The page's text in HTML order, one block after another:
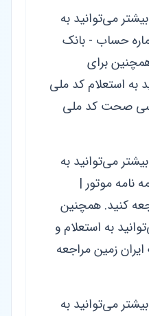
می‌توانید به
حساب - بانک
برای
به استعلام کد ملی
صحت کد ملی
می‌توانید به
نامه موتور |
کنید. همچنین
به استعلام و
زمین مراجعه
می‌توانید به